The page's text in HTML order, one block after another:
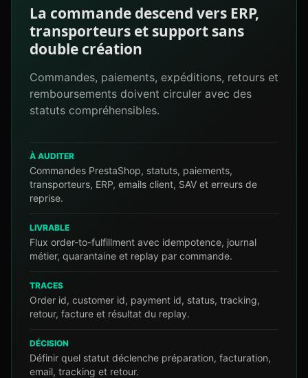
La commande descend vers ERP,
transporteurs et support sans
double création
Commandes, paiements, expéditions, retours et
remboursements doivent circuler avec des
statuts compréhensibles.
À AUDITER
Commandes PrestaShop, statuts, paiements,
transporteurs, ERP, emails client, SAV et erreurs de
reprise.
LIVRABLE
Flux order-to-fulfillment avec idempotence, journal
métier, quarantaine et replay par commande.
TRACES
Order id, customer id, payment id, status, tracking,
retour, facture et résultat du replay.
DÉCISION
Définir quel statut déclenche préparation, facturation,
email, tracking et retour.